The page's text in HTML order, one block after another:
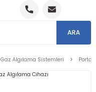
ARA
Gaz Algılama Sistemleri